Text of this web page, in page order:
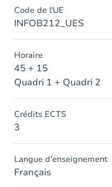
Code de l'UE
INFOB212_UES
Horaire
45 + 15
Quadri 1 + Quadri 2
Crédits ECTS
3
Langue d'enseignement
Français